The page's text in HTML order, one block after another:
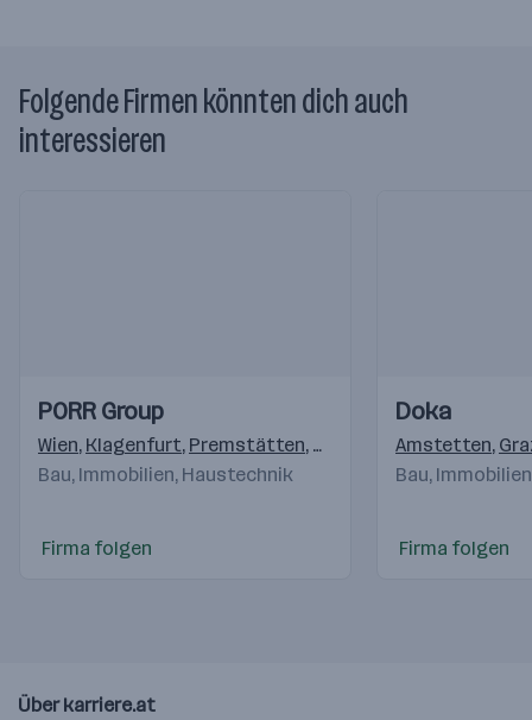
Folgende Firmen könnten dich auch
interessieren
Videos
Einblicke
Einblicke
PORR Group
Wien, Klagenfurt, Premstätten, Salzburg ,Pölten,Linz ,
Bau, Immobilien, Haustechnik
Firma folgen
Videos
Einblicke
Einblicke
Doka
Amstetten,
Bau,
Firma folgen
Über karriere.at